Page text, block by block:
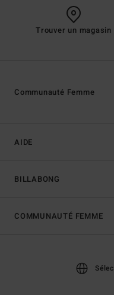
Trouver un magasin
AIDE
BILLABONG
Communauté Femme
COMMUNAUTÉ FEMME